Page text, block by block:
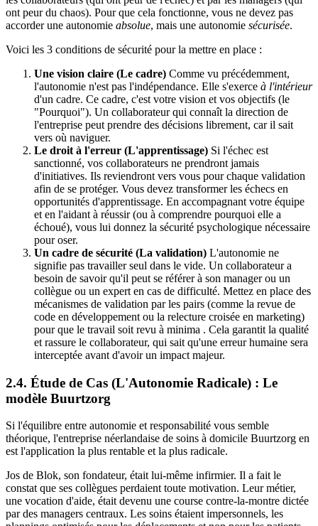
ont peur du chaos). Pour que cela fonctionne, vous ne devez pas
accorder une autonomie absolue, mais une autonomie sécurisée.
Voici les 3 conditions de sécurité pour la mettre en place :
Une vision claire (Le cadre) Comme vu précédemment,
l'autonomie n'est pas l'indépendance. Elle s'exerce à l'intérieur
d'un cadre. Ce cadre, c'est votre vision et vos objectifs (le
"Pourquoi"). Un collaborateur qui connaît la direction de
l'entreprise peut prendre des décisions librement, car il sait
vers où naviguer.
Le droit à l'erreur (L'apprentissage) Si l'échec est
sanctionné, vos collaborateurs ne prendront jamais
d'initiatives. Ils reviendront vers vous pour chaque validation
afin de se protéger. Vous devez transformer les échecs en
opportunités d'apprentissage. En accompagnant votre équipe
et en l'aidant à réussir (ou à comprendre pourquoi elle a
échoué), vous lui donnez la sécurité psychologique nécessaire
pour oser.
Un cadre de sécurité (La validation) L'autonomie ne
signifie pas travailler seul dans le vide. Un collaborateur a
besoin de savoir qu'il peut se référer à son manager ou un
collègue ou un expert en cas de difficulté. Mettez en place des
mécanismes de validation par les pairs (comme la revue de
code en développement ou la relecture croisée en marketing)
pour que le travail soit revu à minima . Cela garantit la qualité
et rassure le collaborateur, qui sait qu'une erreur humaine sera
interceptée avant d'avoir un impact majeur.
2.4. Étude de Cas (L'Autonomie Radicale) : Le
modèle Buurtzorg
Si l'équilibre entre autonomie et responsabilité vous semble
théorique, l'entreprise néerlandaise de soins à domicile Buurtzorg en
est l'application la plus rentable et la plus radicale.
Jos de Blok, son fondateur, était lui-même infirmier. Il a fait le
constat que ses collègues perdaient toute motivation. Leur métier,
une vocation d'aide, était devenu une course contre-la-montre dictée
par des managers centraux. Les soins étaient impersonnels, les